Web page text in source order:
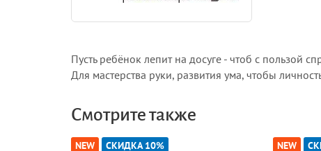
Пусть ребёнок лепит на досуге - чтоб с пользой
Для мастерства руки, развития ума, чтобы
Смотрите также
NEW СКИДКА 10% NEW